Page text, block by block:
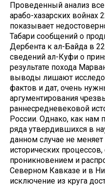
Проведенный анализ
арабо-хазарских войнах
показывает
Табари сообщений о
Дербента к ал-Байда в
сведений ал-Куфи о
результате похода
выводы лишают
фактов и дат, очень
аргументирования
раннесредневековой
России. Однако, как нам
ряда утвердившихся в
данном случае не
исторических
проникновением и
Северном Кавказе и в
исключение из круга